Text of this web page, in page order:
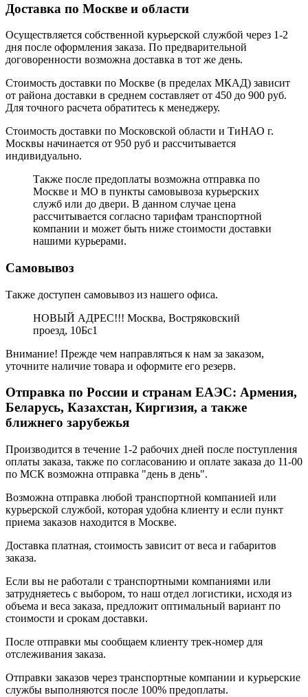
Доставка по Москве и области
Осуществляется собственной курьерской службой через 1-2
дня после оформления заказа. По предварительной
договоренности возможна доставка в тот же день.
Стоимость доставки по Москве (в пределах МКАД) зависит
от района доставки в среднем составляет от 450 до 900 руб.
Для точного расчета обратитесь к менеджеру.
Стоимость доставки по Московской области и ТиНАО г.
Москвы начинается от 950 руб и рассчитывается
индивидуально.
Также после предоплаты возможна отправка по
Москве и МО в пункты самовывоза курьерских
служб или до двери. В данном случае цена
рассчитывается согласно тарифам транспортной
компании и может быть ниже стоимости доставки
нашими курьерами.
Самовывоз
Также доступен самовывоз из нашего офиса.
НОВЫЙ АДРЕС!!! Москва, Востряковский
проезд, 10Бс1
Внимание! Прежде чем направляться к нам за заказом,
уточните наличие товара и оформите его резерв.
Отправка по России и странам ЕАЭС: Армения,
Беларусь, Казахстан, Киргизия, а также
ближнего зарубежья
Производится в течение 1-2 рабочих дней после поступления
оплаты заказа, также по согласованию и оплате заказа до 11-00
по МСК возможна отправка "день в день".
Возможна отправка любой транспортной компанией или
курьерской службой, которая удобна клиенту и если пункт
приема заказов находится в Москве.
Доставка платная, стоимость зависит от веса и габаритов
заказа.
Если вы не работали с транспортными компаниями или
затрудняетесь с выбором, то наш отдел логистики, исходя из
объема и веса заказа, предложит оптимальный вариант по
стоимости и срокам доставки.
После отправки мы сообщаем клиенту трек-номер для
отслеживания заказа.
Отправки заказов через транспортные компании и курьерские
службы выполняются после 100% предоплаты.